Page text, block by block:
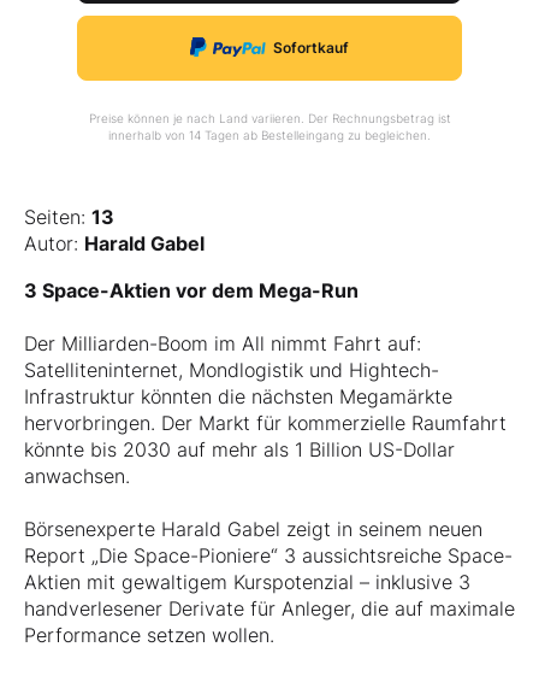
Sofortkauf
Preise können je nach Land variieren. Der Rechnungsbetrag ist
innerhalb von 14 Tagen ab Bestelleingang zu begleichen.
Seiten: 13
Autor: Harald Gabel
3 Space-Aktien vor dem Mega-Run
Der Milliarden-Boom im All nimmt Fahrt auf:
Satelliteninternet, Mondlogistik und Hightech-
Infrastruktur könnten die nächsten Megamärkte
hervorbringen. Der Markt für kommerzielle Raumfahrt
könnte bis 2030 auf mehr als 1 Billion US-Dollar
anwachsen.
Börsenexperte Harald Gabel zeigt in seinem neuen
Report „Die Space-Pioniere“ 3 aussichtsreiche Space-
Aktien mit gewaltigem Kurspotenzial – inklusive 3
handverlesener Derivate für Anleger, die auf maximale
Performance setzen wollen.